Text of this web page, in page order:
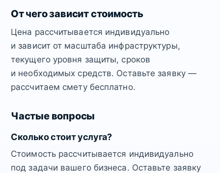
От чего зависит стоимость
Цена рассчитывается индивидуально
и зависит от масштаба инфраструктуры,
текущего уровня защиты, сроков
и необходимых средств. Оставьте заявку —
рассчитаем смету бесплатно.
Частые вопросы
Сколько стоит услуга?
Стоимость рассчитывается индивидуально
под задачи вашего бизнеса. Оставьте заявку